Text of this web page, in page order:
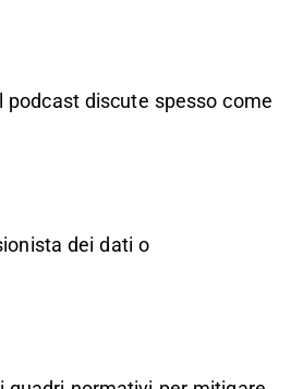
discute spesso come
dei dati o